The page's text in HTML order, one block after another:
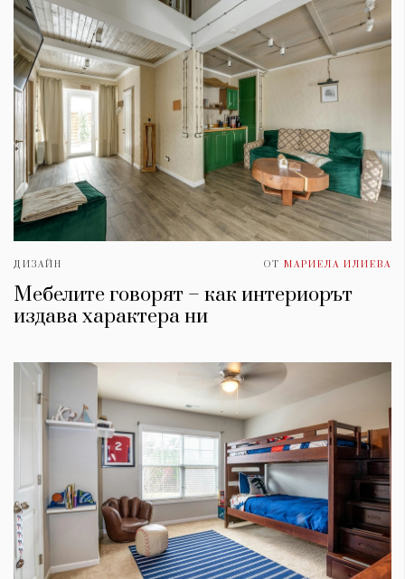
ДИЗАЙН ОТ МАРИЕЛА ИЛИЕВА
Мебелите говорят – как интериорът
издава характера ни